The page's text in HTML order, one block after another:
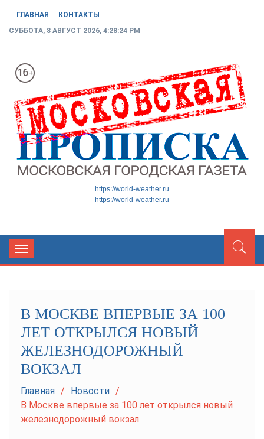
ГЛАВНАЯ
КОНТАКТЫ
СУББОТА, 8 АВГУСТ 2026, 4:28:25 PM
МОСКОВСКАЯ ГОРОДСКАЯ
https://world-weather.ru
https://world-weather.ru
Toggle
navigation
В МОСКВЕ ВПЕРВЫЕ ЗА 100
ЛЕТ ОТКРЫЛСЯ НОВЫЙ
ЖЕЛЕЗНОДОРОЖНЫЙ
ВОКЗАЛ
Главная
Новости
В Москве впервые за 100 лет открылся новый
железнодорожный вокзал